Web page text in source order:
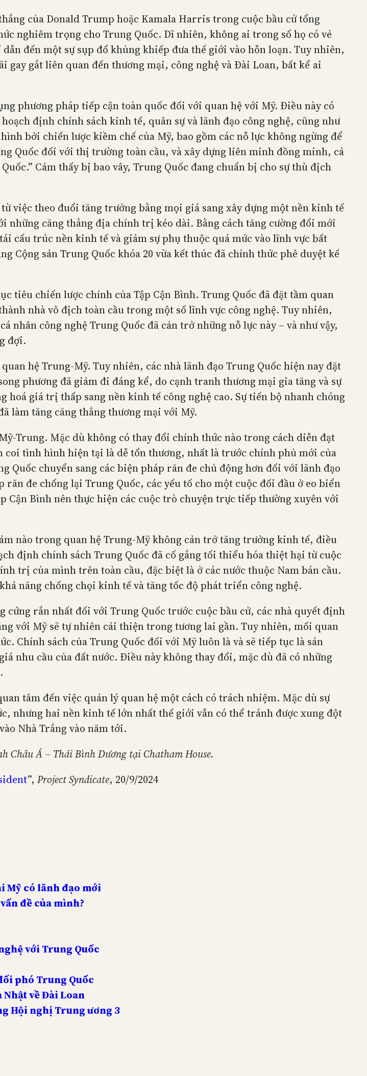
của Donald Trump hoặc Kamala Harris trong cuộc bầu cử tổng
nghiêm trọng cho Trung Quốc. Dĩ nhiên, không ai trong số họ có vẻ
đến một sự sụp đổ khủng khiếp đưa thế giới vào hỗn loạn. Tuy nhiên,
gay gắt liên quan đến thương mại, công nghệ và Đài Loan, bất kể ai
phương pháp tiếp cận toàn quốc đối với quan hệ với Mỹ. Điều này có
định chính sách kinh tế, quân sự và lãnh đạo công nghệ, cũng như
bởi chiến lược kiềm chế của Mỹ, bao gồm các nỗ lực không ngừng để
Quốc đối với thị trường toàn cầu, và xây dựng liên minh đồng minh, cả
Cảm thấy bị bao vây, Trung Quốc đang chuẩn bị cho sự thù địch
việc theo đuổi tăng trưởng bằng mọi giá sang xây dựng một nền kinh tế
những căng thẳng địa chính trị kéo dài. Bằng cách tăng cường đổi mới
cấu trúc nền kinh tế và giảm sự phụ thuộc quá mức vào lĩnh vực bất
Cộng sản Trung Quốc khóa 20 vừa kết thúc đã chính thức phê duyệt kế
tiêu chiến lược chính của Tập Cận Bình. Trung Quốc đã đặt tầm quan
nhà vô địch toàn cầu trong một số lĩnh vực công nghệ. Tuy nhiên,
nhân công nghệ Trung Quốc đã cản trở những nỗ lực này – và như vậy,
đợi.
hệ Trung-Mỹ. Tuy nhiên, các nhà lãnh đạo Trung Quốc hiện nay đặt
phương đã giảm đi đáng kể, do cạnh tranh thương mại gia tăng và sự
giá trị thấp sang nền kinh tế công nghệ cao. Sự tiến bộ nhanh chóng
làm tăng căng thẳng thương mại với Mỹ.
Trung. Mặc dù không có thay đổi chính thức nào trong cách diễn đạt
coi tình hình hiện tại là dễ tổn thương, nhất là trước chính phủ mới của
Quốc chuyển sang các biện pháp răn đe chủ động hơn đối với lãnh đạo
đe chống lại Trung Quốc, các yếu tố cho một cuộc đối đầu ở eo biển
Bình nên thực hiện các cuộc trò chuyện trực tiếp thường xuyên với
nào trong quan hệ Trung-Mỹ không cản trở tăng trưởng kinh tế, điều
định chính sách Trung Quốc đã cố gắng tối thiểu hóa thiệt hại từ cuộc
trị của mình trên toàn cầu, đặc biệt là ở các nước thuộc Nam bán cầu.
năng chống chọi kinh tế và tăng tốc độ phát triển công nghệ.
rắn nhất đối với Trung Quốc trước cuộc bầu cử, các nhà quyết định
với Mỹ sẽ tự nhiên cải thiện trong tương lai gần. Tuy nhiên, mối quan
Chính sách của Trung Quốc đối với Mỹ luôn là và sẽ tiếp tục là sản
nhu cầu của đất nước. Điều này không thay đổi, mặc dù đã có những
tâm đến việc quản lý quan hệ một cách có trách nhiệm. Mặc dù sự
nhưng hai nền kinh tế lớn nhất thế giới vẫn có thể tránh được xung đột
Nhà Trắng vào năm tới.
Châu Á – Thái Bình Dương tại Chatham House.
”, Project Syndicate, 20/9/2024
có lãnh đạo mới
đề của mình?
với Trung Quốc
phó Trung Quốc
về Đài Loan
Hội nghị Trung ương 3